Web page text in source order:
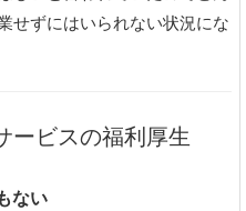
せずにはいられない状況にな
ービスの福利厚生
ない